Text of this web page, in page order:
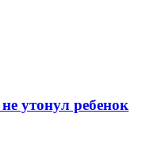
утонул ребенок